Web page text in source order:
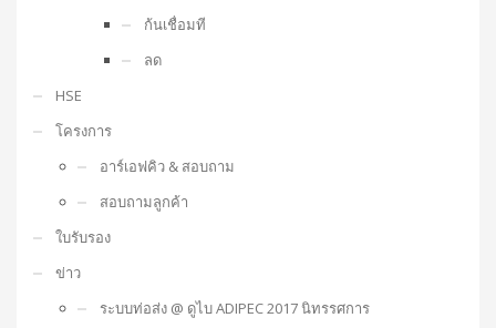
ก้นเชื่อมที
ลด
HSE
โครงการ
อาร์เอฟคิว & สอบถาม
สอบถามลูกค้า
ใบรับรอง
ข่าว
ระบบท่อส่ง @ ดูไบ ADIPEC 2017 นิทรรศการ